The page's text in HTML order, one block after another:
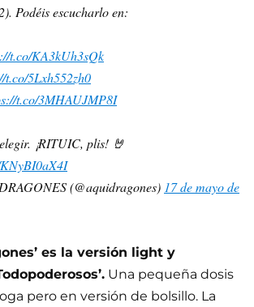
Podéis escucharlo en:
t.co/KA3kUh3sQk
t.co/5Lxh552zh0
t.co/3MHAUJMP8I
¡RITUIC, plis! 🤘
(@aquidragones) 17 de mayo de
es la versión light y
Una pequeña dosis
pero en versión de bolsillo. La